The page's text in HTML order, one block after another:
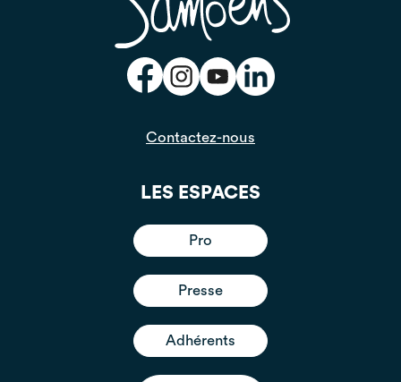
Contactez-nous
LES ESPACES
Pro
Presse
Adhérents